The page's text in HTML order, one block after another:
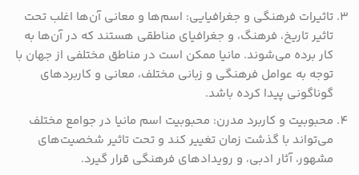
تاثیرات فرهنگی و جغرافیایی: اسم‌ها و معانی آن‌ها اغلب تحت
تاثیر تاریخ، فرهنگ، و جغرافیای مناطقی هستند که در آن‌ها به
کار برده می‌شوند. مانیا ممکن است در مناطق مختلفی از جهان با
توجه به عوامل فرهنگی و زبانی مختلف، معانی و کاربردهای
گوناگونی پیدا کرده باشد.
محبوبیت و کاربرد مدرن: محبوبیت اسم مانیا در جوامع مختلف
می‌تواند با گذشت زمان تغییر کند و تحت تاثیر شخصیت‌های
مشهور، آثار ادبی، و رویدادهای فرهنگی قرار گیرد.